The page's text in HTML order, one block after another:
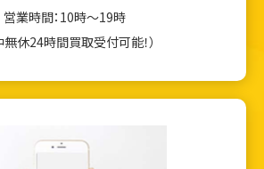
営業時間：10時～19時
無休24時間買取受付可能！）